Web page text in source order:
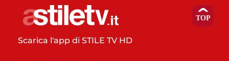
Scarica l'app di STILE TV HD